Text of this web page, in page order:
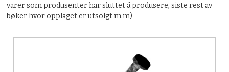
varer som produsenter har sluttet å produsere, siste rest av
bøker hvor opplaget er utsolgt m.m)